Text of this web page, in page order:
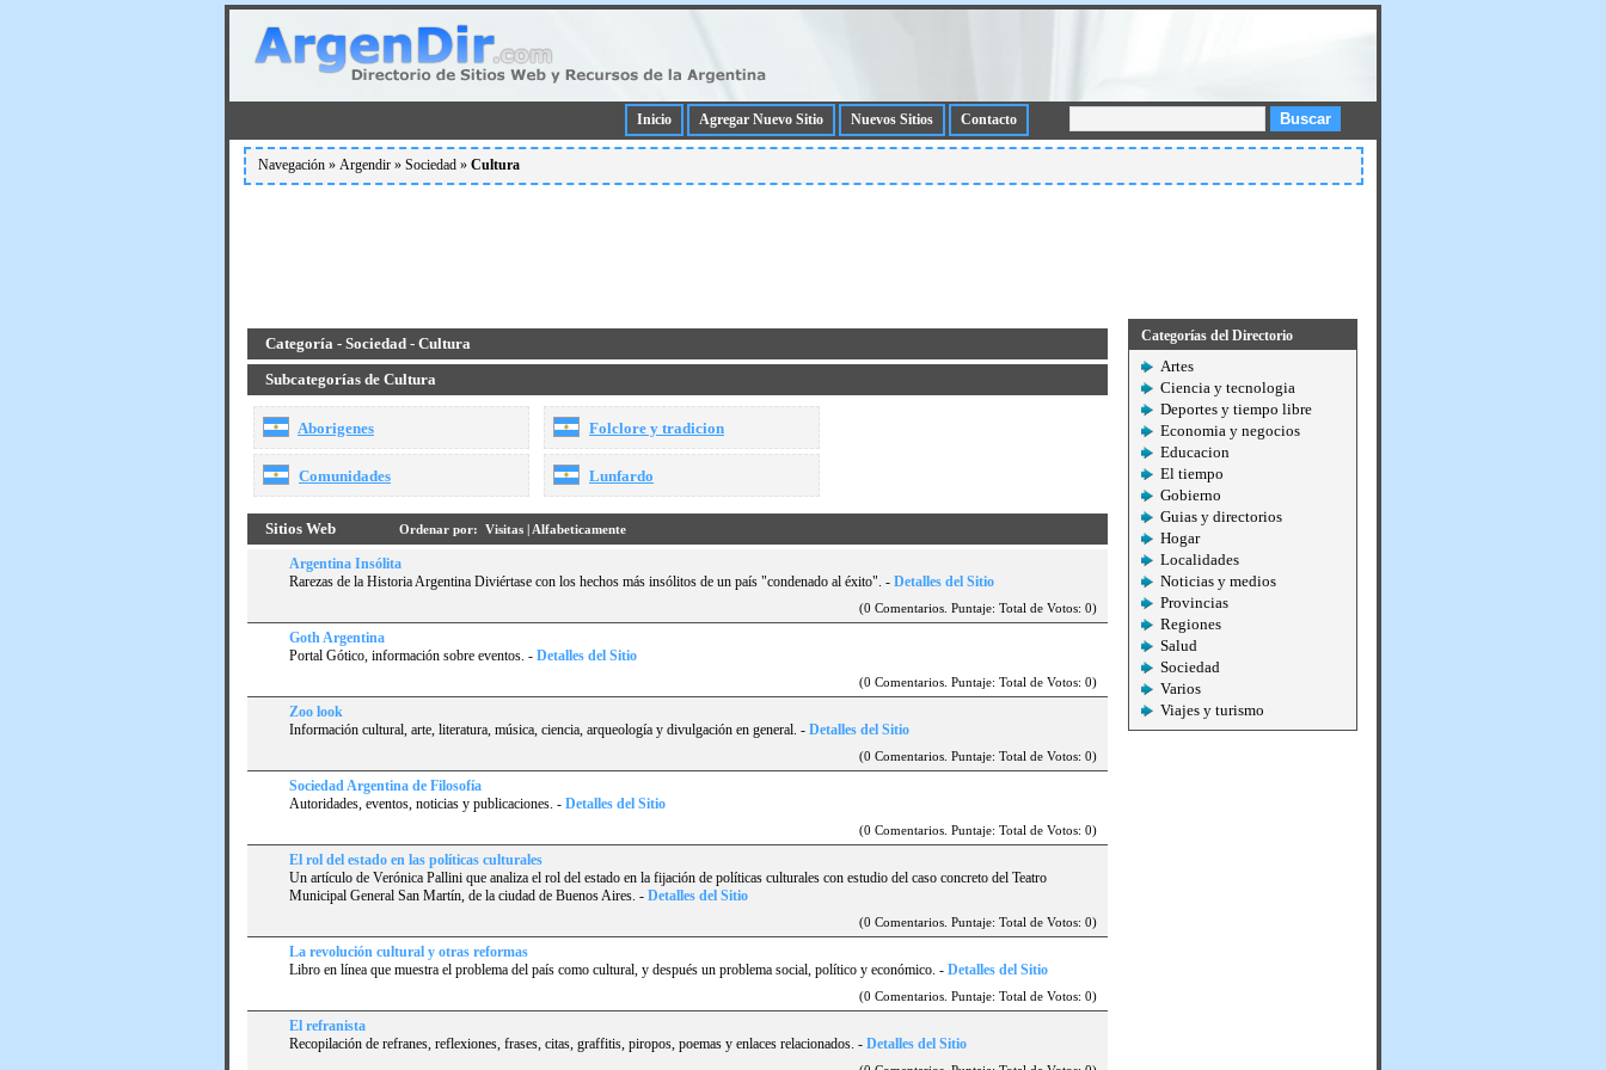
Buscar
Inicio Agregar Nuevo Sitio Nuevos Sitios Contacto
Navegación » Argendir » Sociedad » Cultura
Categoría - Sociedad - Cultura
Subcategorías de Cultura
Aborigenes
Comunidades
Folclore y tradicion
Lunfardo
Sitios Web Ordenar por: Visitas | Alfabeticamente
Argentina Insólita
Rarezas de la Historia Argentina Diviértase con los hechos más insólitos de un paí­s "condenado al éxito". - Detalles del Sitio
(0 Comentarios. Puntaje: Total de Votos: 0)
Goth Argentina
Portal Gótico, información sobre eventos. - Detalles del Sitio
(0 Comentarios. Puntaje: Total de Votos: 0)
Zoo look
Información cultural, arte, literatura, música, ciencia, arqueologí­a y divulgación en general. - Detalles del Sitio
(0 Comentarios. Puntaje: Total de Votos: 0)
Sociedad Argentina de Filosofí­a
Autoridades, eventos, noticias y publicaciones. - Detalles del Sitio
(0 Comentarios. Puntaje: Total de Votos: 0)
El rol del estado en las polí­ticas culturales
Un artí­culo de Verónica Pallini que analiza el rol del estado en la fijación de polí­ticas culturales con estudio del caso concreto del Teatro
Municipal General San Martí­n, de la ciudad de Buenos Aires. - Detalles del Sitio
(0 Comentarios. Puntaje: Total de Votos: 0)
La revolución cultural y otras reformas
Libro en lí­nea que muestra el problema del paí­s como cultural, y después un problema social, polí­tico y económico. - Detalles del Sitio
(0 Comentarios. Puntaje: Total de Votos: 0)
El refranista
Recopilación de refranes, reflexiones, frases, citas, graffitis, piropos, poemas y enlaces relacionados. - Detalles del Sitio
Categorías del Directorio
Artes
Ciencia y tecnologia
Deportes y tiempo libre
Economia y negocios
Educacion
El tiempo
Gobierno
Guias y directorios
Hogar
Localidades
Noticias y medios
Provincias
Regiones
Salud
Sociedad
Varios
Viajes y turismo